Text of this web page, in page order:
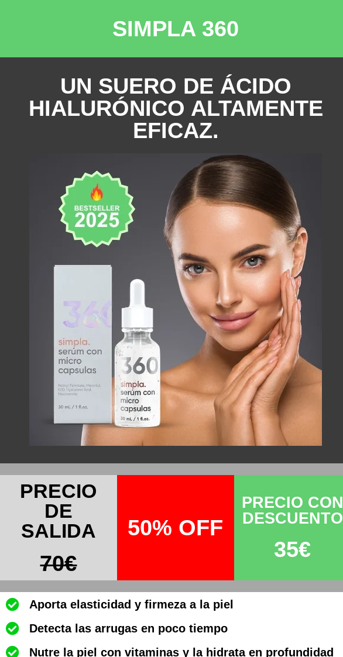
SIMPLA 360
UN SUERO DE ÁCIDO
HIALURÓNICO ALTAMENTE
EFICAZ.
PRECIO
DE
SALIDA
70€​
50% OFF
PRECIO CON
DESCUENTO
35€
Aporta elasticidad y firmeza a la piel
Detecta las arrugas en poco tiempo
Nutre la piel con vitaminas y la hidrata en profundidad